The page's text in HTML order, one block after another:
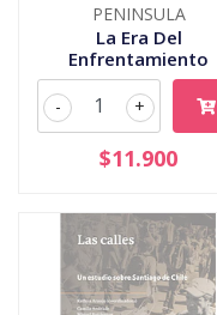
PENINSULA
La Era Del
Enfrentamiento
+
-
$11.900